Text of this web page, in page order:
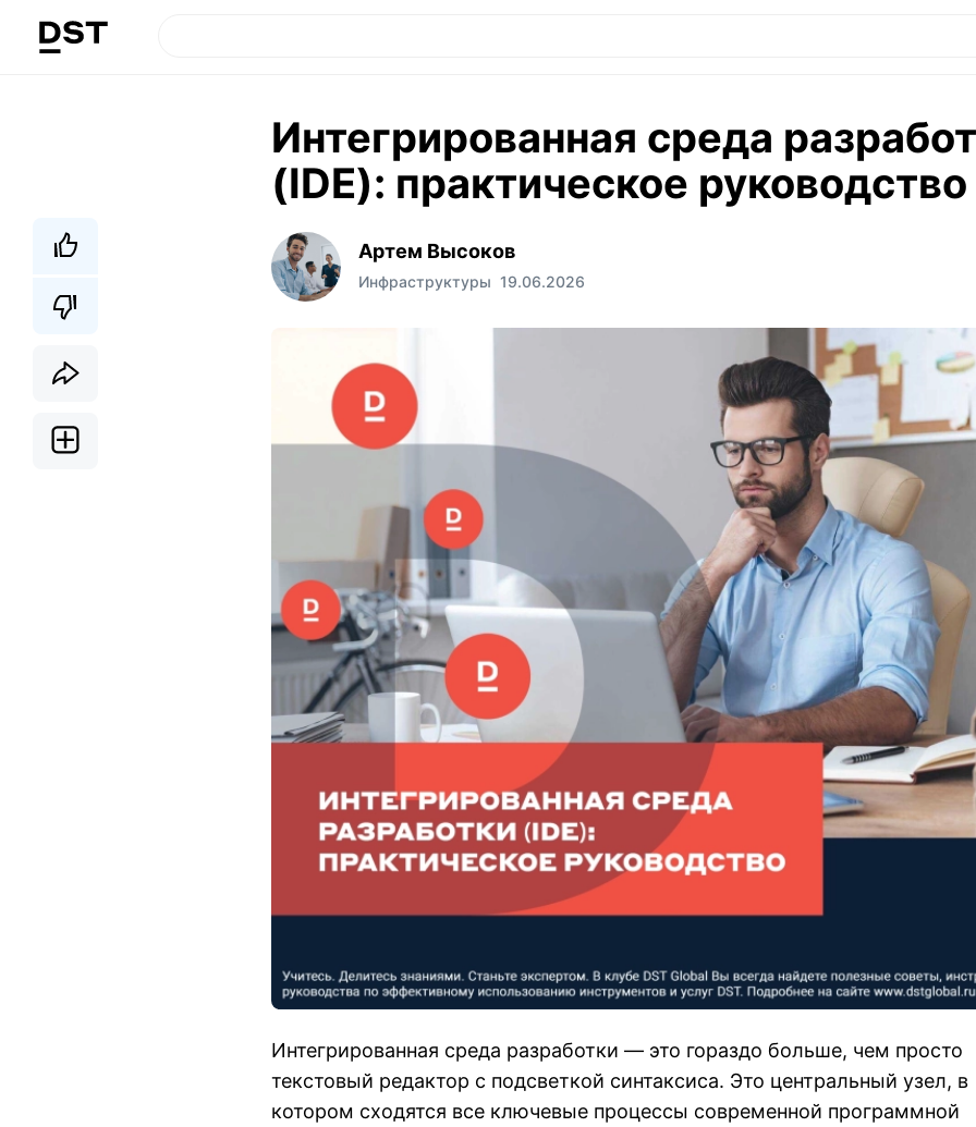
Интегрированная среда
(IDE): практическое руководство
Артем Высоков
Инфраструктуры 19.06.2026
Интегрированная среда разработки — это гораздо больше, чем просто
текстовый редактор с подсветкой синтаксиса. Это центральный узел, в
котором сходятся все ключевые процессы современной программной